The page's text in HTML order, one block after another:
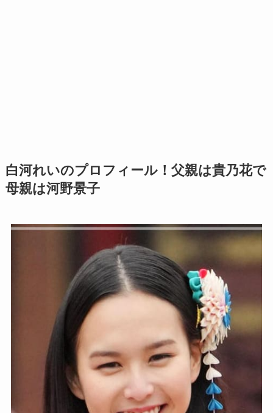
白河れいのプロフィール！父親は貴乃花で
母親は河野景子